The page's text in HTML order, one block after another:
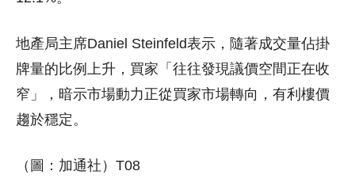
地產局主席Daniel Steinfeld表示，隨著成交量佔掛
牌量的比例上升，買家「往往發現議價空間正在收
窄」，暗示市場動力正從買家市場轉向，有利樓價
趨於穩定。
（圖：加通社）T08